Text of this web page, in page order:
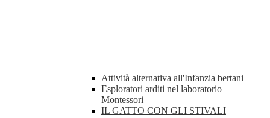
Attività alternativa all'Infanzia bertani
Esploratori arditi nel laboratorio
Montessori
IL GATTO CON GLI STIVALI